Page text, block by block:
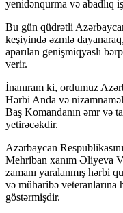
yenidənqurma və abadlıq
Bu gün qüdrətli
keşiyində əzmlə
aparılan genişmiqyaslı
verir.
İnanıram ki, ordumuz
Hərbi Anda və
Baş Komandanın əmr və
yetirəcəkdir.
Azərbaycan
Mehriban xanım Əliyeva
zamanı yaralanmış hərbi
və müharibə veteranlarına
göstərmişdir.